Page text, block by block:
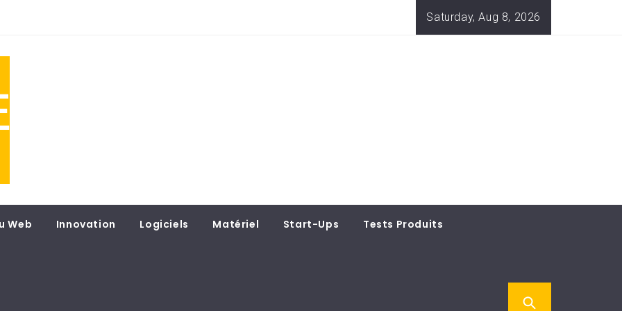
Saturday, Aug 8, 2026
Web Innovation Logiciels Matériel Start-Ups Tests Produits